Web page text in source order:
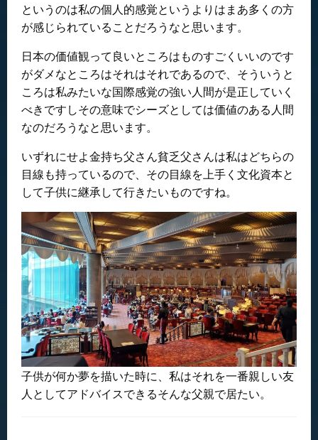
というのは私の個人的感覚というよりはまあ多くの方
が感じられていることだろうなと思います。
日本の価値観って良いところはものすごくいいのです
がダメなところはそれはそれであるので、そういうと
ころは私みたいな国際感覚の強い人間が是正していく
べきですしその意味でシーズとしては価値のある人間
なのだろうなと思います。
いずれにせよ金持ち父さん貧乏父さんは私はどちらの
目線も持っているので、その目線を上手く文化資本と
して子供に継承して行きたいものですね。
子供が何か夢を描いた時に、私はそれを一番親しい友
人としてアドバイスできるそんな父親で居たい。